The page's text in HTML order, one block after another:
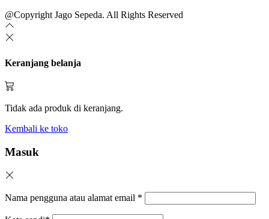
@Copyright Jago Sepeda. All Rights Reserved
Keranjang belanja
Tidak ada produk di keranjang.
Kembali ke toko
Masuk
Nama pengguna atau alamat email *